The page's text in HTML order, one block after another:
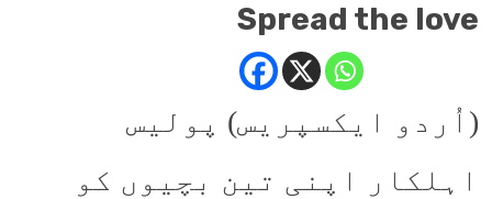
Spread the love
(اُردو ایکسپریس) پولیس
اہلکار اپنی تین بچیوں کو